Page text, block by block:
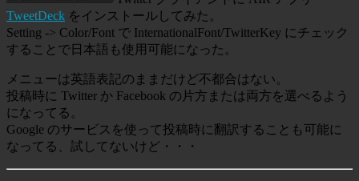
TweetDeck をインストールしてみた。
Setting -> Color/Font で InternationalFont/TwitterKey にチェック
することで日本語も使用可能になった。
メニューは英語表記のままだけど不都合はない。
投稿時に Twitter か Facebook の片方または両方を選べるよう
になってる。
Google のサービスを使って投稿時に翻訳することも可能に
なってる、試してないけど・・・